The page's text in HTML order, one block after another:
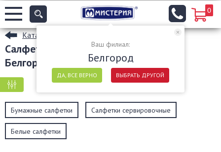
Ваш филиал:
Белгород
ДА, ВСЕ ВЕРНО ВЫБРАТЬ ДРУГОЙ
0
Каталог
Салфетки и скатерти бумажные в
Белгороде
Бумажные салфетки Салфетки сервировочные
Белые салфетки